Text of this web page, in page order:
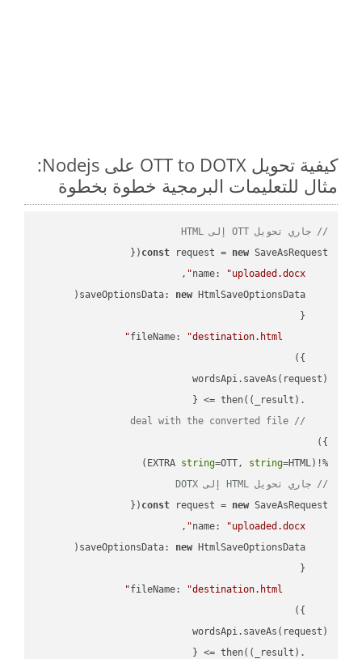
كيفية تحويل OTT to DOTX على Nodejs:
مثال للتعليمات البرمجية خطوة بخطوة
// جاري تحويل OTT إلى HTML
const request = new
name: "uploaded.docx"
saveOptionsData: new
fileName:
"destination.html"
    .then(
( _result ) =>
// deal with the converted file
%!(EXTRA
string=OTT, string=HTML)
// جاري تحويل HTML إلى DOTX
const request = new
name: "uploaded.docx"
saveOptionsData: new
fileName:
"destination.html"
    .then(
( _result ) =>